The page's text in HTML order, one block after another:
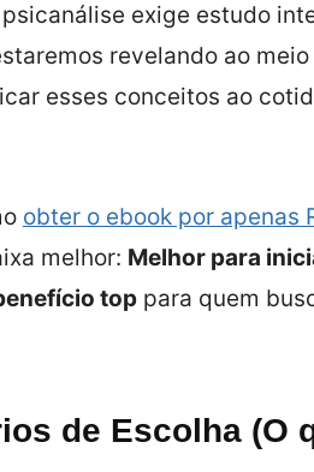
exige estudo
revelando ao
esses conceitos ao
obter o ebook por apenas
melhor: Melhor para
toppara quem
de Escolha (O